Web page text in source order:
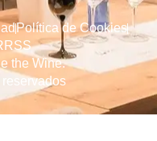
the Wine.
Política de Cookies